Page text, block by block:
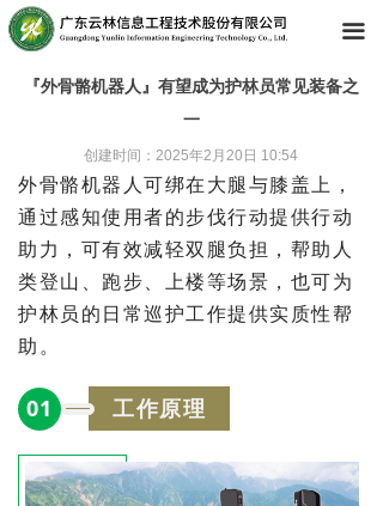
끀
『外骨骼机器人』有望成为护林员常见装备之
一
创建时间： 2025年2月20日 10:54
外骨骼机器人可绑在大腿与膝盖上，
通过感知使用者的步伐行动提供行动
助力，可有效减轻双腿负担，帮助人
类登山、跑步、上楼等场景，也可为
护林员的日常巡护工作提供实质性帮
助。
01 工作原理